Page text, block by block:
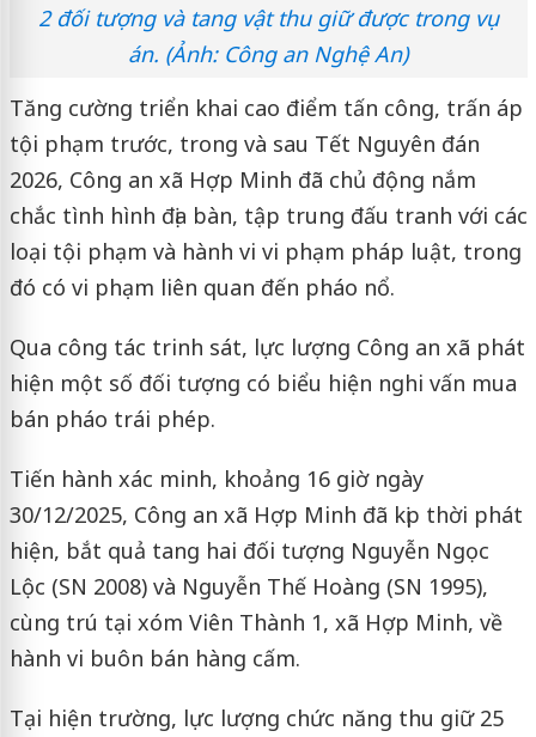
2 đối tượng và tang vật thu giữ được trong vụ
án. (Ảnh: Công an Nghệ An)
Tăng cường triển khai cao điểm tấn công, trấn áp
tội phạm trước, trong và sau Tết Nguyên đán
2026, Công an xã Hợp Minh đã chủ động nắm
chắc tình hình địa bàn, tập trung đấu tranh với các
loại tội phạm và hành vi vi phạm pháp luật, trong
đó có vi phạm liên quan đến pháo nổ.
Qua công tác trinh sát, lực lượng Công an xã phát
hiện một số đối tượng có biểu hiện nghi vấn mua
bán pháo trái phép.
Tiến hành xác minh, khoảng 16 giờ ngày
30/12/2025, Công an xã Hợp Minh đã kịp thời phát
hiện, bắt quả tang hai đối tượng Nguyễn Ngọc
Lộc (SN 2008) và Nguyễn Thế Hoàng (SN 1995),
cùng trú tại xóm Viên Thành 1, xã Hợp Minh, về
hành vi buôn bán hàng cấm.
Tại hiện trường, lực lượng chức năng thu giữ 25